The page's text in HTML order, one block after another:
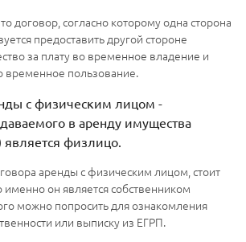
договор, согласно которому одна сторона
предоставить другой стороне
за плату во временное владение и
временное пользование.
с физическим лицом -
в аренду имущества
физлицо.
аренды с физическим лицом, стоит
именно он является собственником
можно попросить для ознакомления
или выписку из ЕГРП.